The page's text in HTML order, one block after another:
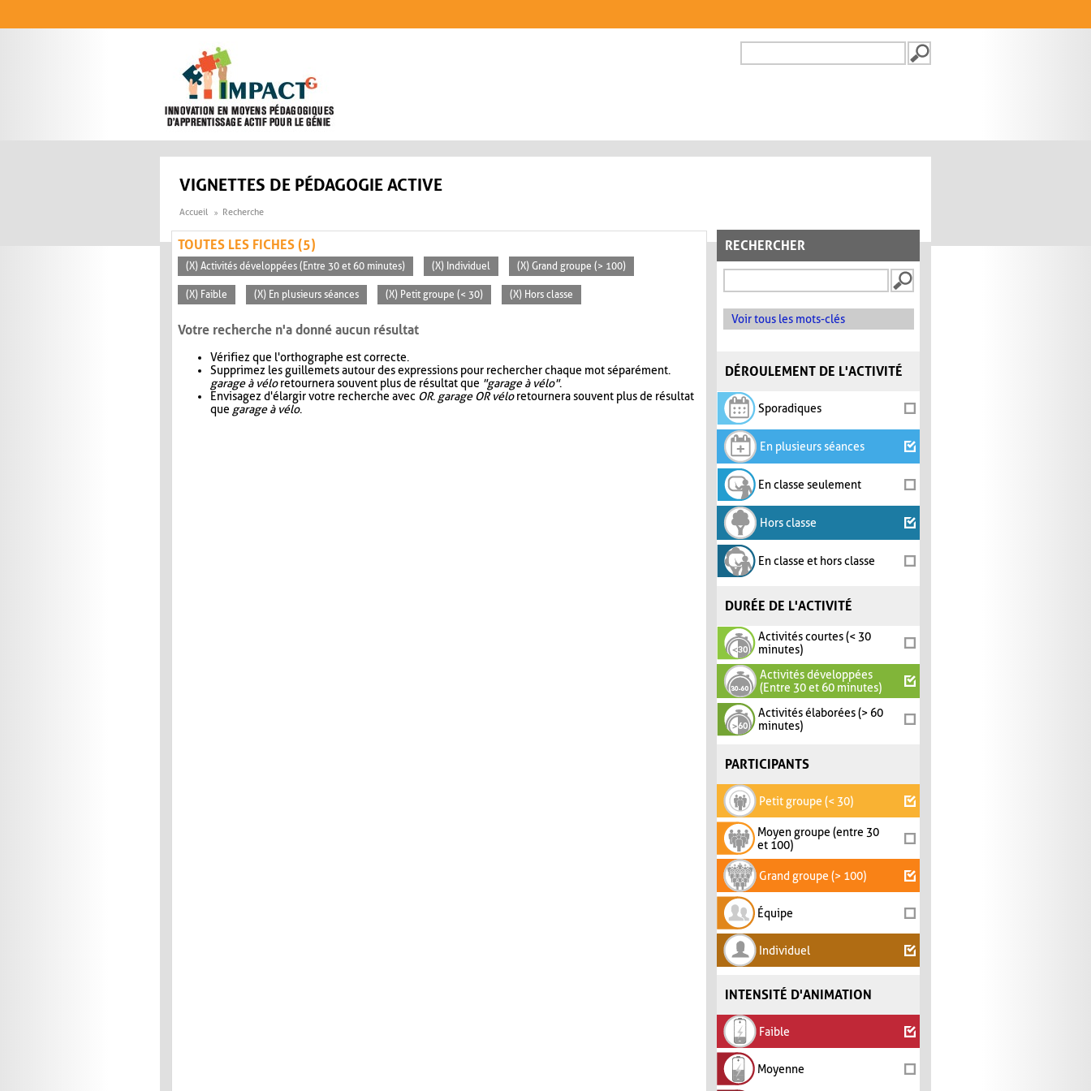
FORMULAIRE DE
VIGNETTES DE PÉDAGOGIE ACTIVE
Accueil Recherche
RECHERCHER
Voir tous les mots-clés
DÉROULEMENT DE L'ACTIVITÉ
Sporadiques
En plusieurs séances
En classe seulement
Hors classe
En classe et hors classe
DURÉE DE L'ACTIVITÉ
Activités courtes (< 30
minutes)
Activités développées
(Entre 30 et 60 minutes)
Activités élaborées (> 60
minutes)
PARTICIPANTS
Petit groupe (< 30)
Moyen groupe (entre 30
et 100)
Grand groupe (> 100)
Équipe
Individuel
INTENSITÉ D'ANIMATION
Faible
Moyenne
TOUTES LES FICHES (5)
(X) Activités développées (Entre 30 et 60 minutes) (X) Individuel (X) Grand groupe (> 100)
(X) Faible (X) En plusieurs séances (X) Petit groupe (< 30) (X) Hors classe
Votre recherche n'a donné aucun résultat
Vérifiez que l'orthographe est correcte.
Supprimez les guillemets autour des expressions pour rechercher chaque mot séparément.
garage à véloretournera souvent plus de résultat que "garage à vélo".
Envisagez d'élargir votre recherche avec OR. garage OR véloretournera souvent plus de résultat
que garage à vélo.